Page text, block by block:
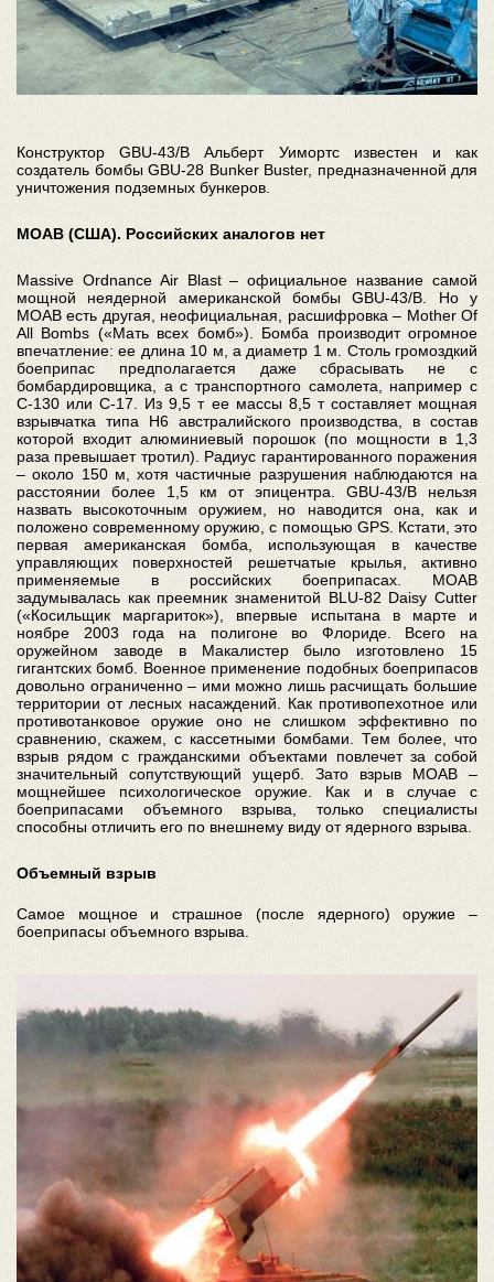
Конструктор GBU-43/B Альберт Уимортс известен и как
создатель бомбы GBU-28 Bunker Buster, предназначенной для
уничтожения подземных бункеров
MOAB (США). Российских аналогов нет
Massive Ordnance Air Blast – официальное название самой
мощной неядерной американской бомбы GBU-43/B. Но у
MOAB есть другая, неофициальная, расшифровка – Mother Of
All Bombs («Мать всех бомб»). Бомба производит огромное
впечатление: ее длина 10 м, а диаметр 1 м. Столь громоздкий
боеприпас предполагается даже сбрасывать не с
бомбардировщика, а с транспортного самолета, например с
C-130 или C-17. Из 9,5 т ее массы 8,5 т составляет мощная
взрывчатка типа H6 австралийского производства, в состав
которой входит алюминиевый порошок (по мощности в 1,3
раза превышает тротил). Радиус гарантированного поражения
– около 150 м, хотя частичные разрушения наблюдаются на
расстоянии более 1,5 км от эпицентра. GBU-43/B нельзя
назвать высокоточным оружием, но наводится она, как и
положено современному оружию, с помощью GPS. Кстати, это
первая американская бомба, использующая в качестве
управляющих поверхностей решетчатые крылья, активно
применяемые в российских боеприпасах. MOAB
задумывалась как преемник знаменитой BLU-82 Daisy Сutter
(«Косильщик маргариток»), впервые испытана в марте и
ноябре 2003 года на полигоне во Флориде. Всего на
оружейном заводе в Макалистер было изготовлено 15
гигантских бомб. Военное применение подобных боеприпасов
довольно ограниченно – ими можно лишь расчищать большие
территории от лесных насаждений. Как противопехотное или
противотанковое оружие оно не слишком эффективно по
сравнению, скажем, с кассетными бомбами. Тем более, что
взрыв рядом с гражданскими объектами повлечет за собой
значительный сопутствующий ущерб. Зато взрыв MOAB –
мощнейшее психологическое оружие. Как и в случае с
боеприпасами объемного взрыва, только специалисты
способны отличить его по внешнему виду от ядерного взрыва.
Объемный взрыв
Самое мощное и страшное (после ядерного) оружие –
боеприпасы объемного взрыва.